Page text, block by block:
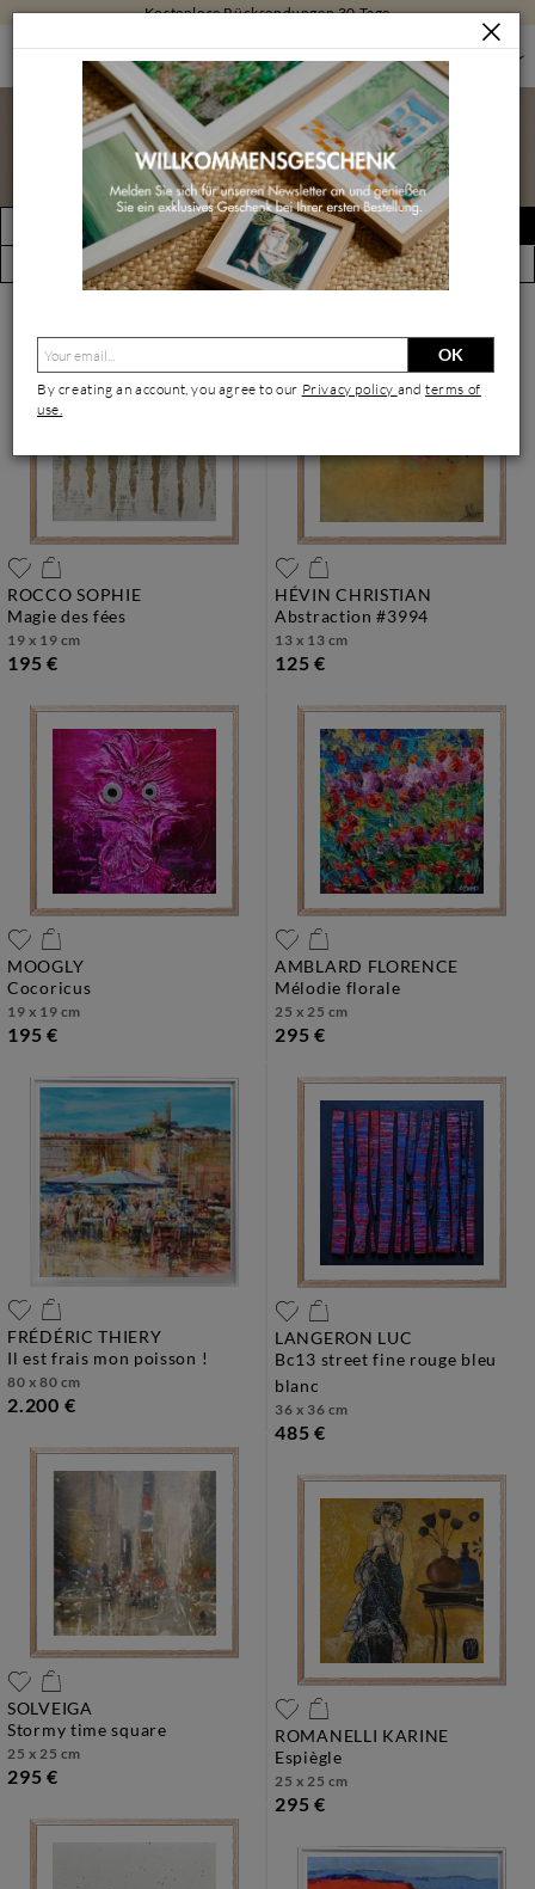
Kostenlose Rücksendungen 30 Tage
MALEREI
Malerei
FILTERN
(21426 Kunstwerke)
Alert erstellen
Ansicht nach Künstler
ROCCO SOPHIE
magie des fées
19 x 19 cm
195 €
HÉVIN CHRISTIAN
abstraction #3994
13 x 13 cm
125 €
MOOGLY
cocoricus
19 x 19 cm
195 €
AMBLARD FLORENCE
mélodie florale
25 x 25 cm
295 €
FRÉDÉRIC THIERY
il est frais mon poisson !
80 x 80 cm
2.200 €
LANGERON LUC
bc13 street fine rouge bleu
blanc
36 x 36 cm
485 €
SOLVEIGA
stormy time square
25 x 25 cm
295 €
ROMANELLI KARINE
espiègle
25 x 25 cm
295 €
OK
By creating an account, you agree to our Privacy policy andterms of
use.